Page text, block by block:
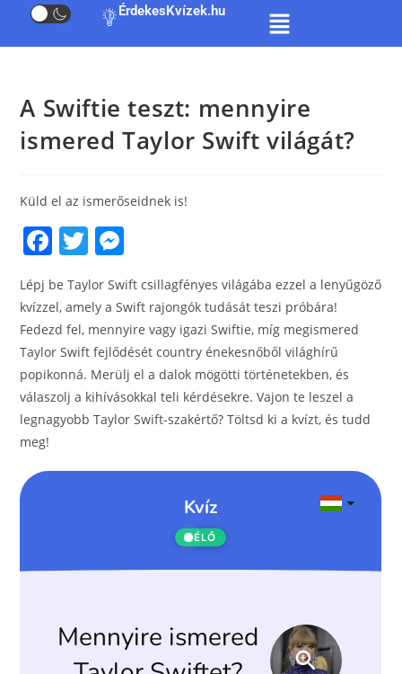
ÉrdekesKvízek.hu
A Swiftie teszt: mennyire
ismered Taylor Swift világát?
Küld el az ismerőseidnek is!
F
c
e
b
o
o
T
w
itt
er
e
ss
e
n
g
er
Lépj be Taylor Swift csillagfényes világába ezzel a lenyűgöző
kvízzel, amely a Swift rajongók tudását teszi próbára!
Fedezd fel, mennyire vagy igazi Swiftie, míg megismered
Taylor Swift fejlődését country énekesnőből világhírű
popikonná. Merülj el a dalok mögötti történetekben, és
válaszolj a kihívásokkal teli kérdésekre. Vajon te leszel a
legnagyobb Taylor Swift-szakértő? Töltsd ki a kvízt, és tudd
meg!